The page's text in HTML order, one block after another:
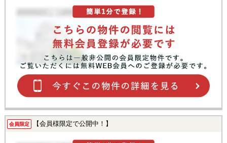
会員限定 【会員様限定で公開中！】